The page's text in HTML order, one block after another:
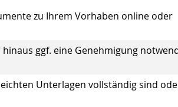
zu Ihrem Vorhaben online oder
ggf. eine Genehmigung
Unterlagen vollständig sind